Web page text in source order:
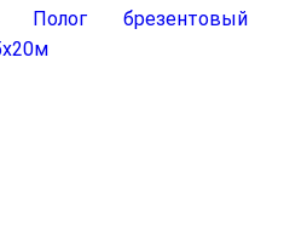
Полог брезентовый